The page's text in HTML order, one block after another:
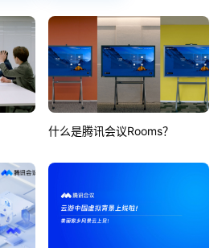
什么是腾讯会议Rooms？